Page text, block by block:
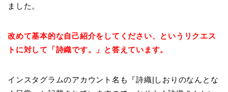
ました。
改めて基本的な自己紹介をしてください、というリクエス
トに対して「詩織です。」と答えています。
インスタグラムのアカウント名も『詩織|しおりのなんとな